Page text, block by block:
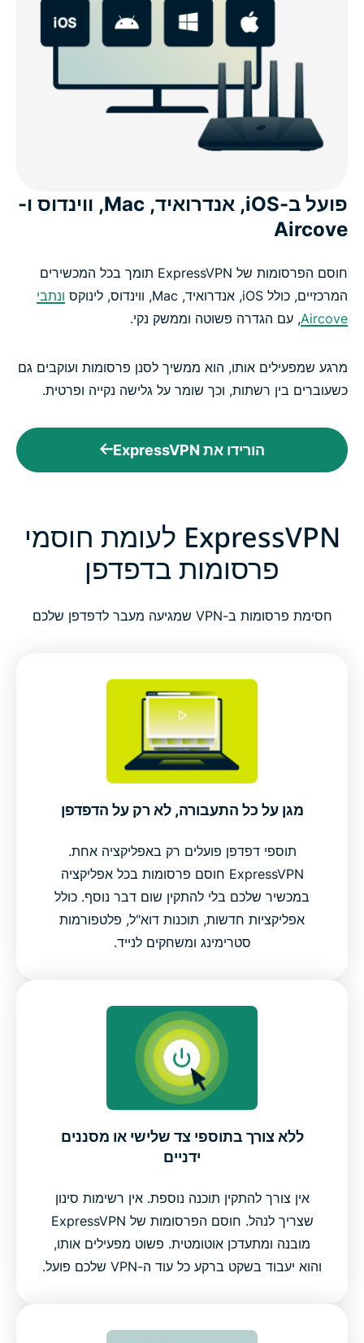
פועל ב-iOS, אנדרואיד, Mac, ווינדוס ו-
Aircove
חוסם הפרסומות של ExpressVPN תומך בכל המכשירים
המרכזיים, כולל iOS, אנדרואיד, ‏Mac, ווינדוס, לינוקס
ונתבי
Aircove, עם הגדרה פשוטה וממשק נקי.
מרגע שמפעילים אותו, הוא ממשיך לסנן פרסומות ועוקבים גם
כשעוברים בין רשתות, וכך שומר על גלישה נקייה ופרטית.
הורידו את ExpressVPN
ExpressVPN לעומת חוסמי
פרסומות בדפדפן
חסימת פרסומות ב-VPN שמגיעה מעבר לדפדפן שלכם
מגן על כל התעבורה, לא רק על הדפדפן
תוספי דפדפן פועלים רק באפליקציה אחת.
ExpressVPN חוסם פרסומות בכל אפליקציה
במכשיר שלכם בלי להתקין שום דבר נוסף. כולל
אפליקציות חדשות, תוכנות דוא"ל, פלטפורמות
סטרימינג ומשחקים לנייד.
ללא צורך בתוספי צד שלישי או מסננים
ידניים
אין צורך להתקין תוכנה נוספת. אין רשימות סינון
שצריך לנהל. חוסם הפרסומות של ExpressVPN
מובנה ומתעדכן אוטומטית. פשוט מפעילים אותו,
והוא יעבוד בשקט ברקע כל עוד ה-VPN שלכם פועל.